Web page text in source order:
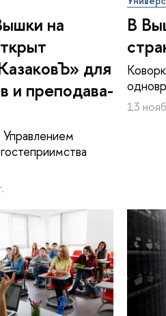
на
для
и пре­по­да­ва­
В
13